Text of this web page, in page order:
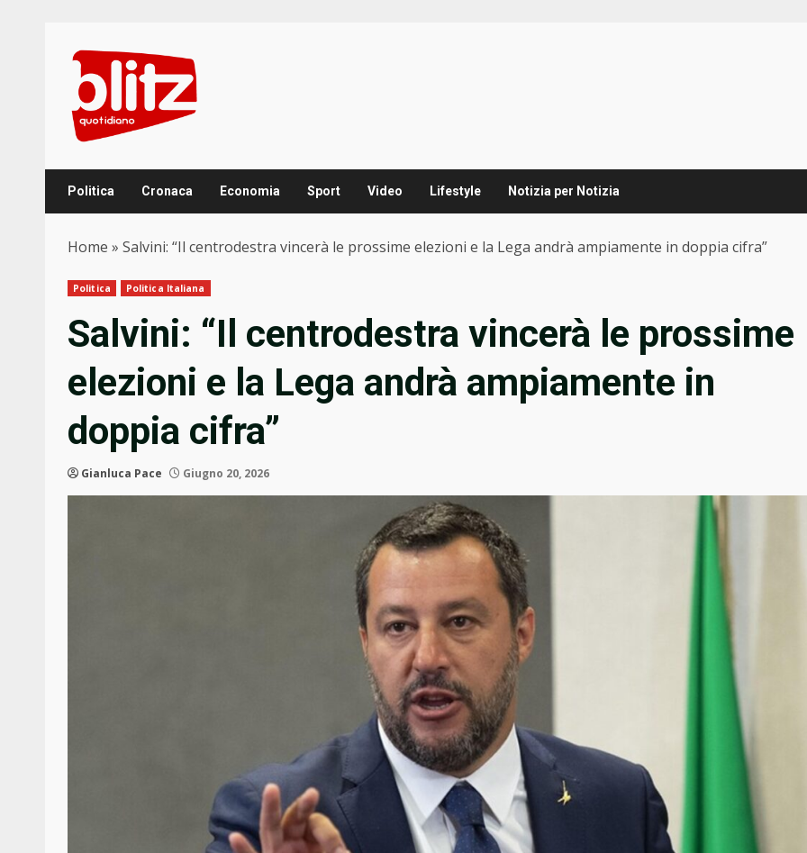
content
Politica Cronaca Economia Sport Video Lifestyle Notizia per Notizia
Home » Salvini: “Il centrodestra vincerà le prossime elezioni e la Lega andrà ampiamente in doppia cifra”
Politica Politica Italiana
Salvini: “Il centrodestra vincerà le prossime
elezioni e la Lega andrà ampiamente in
doppia cifra”
Gianluca Pace Giugno 20, 2026